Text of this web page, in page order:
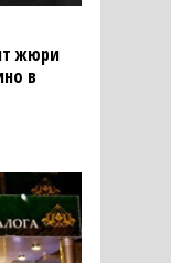
жюри
в